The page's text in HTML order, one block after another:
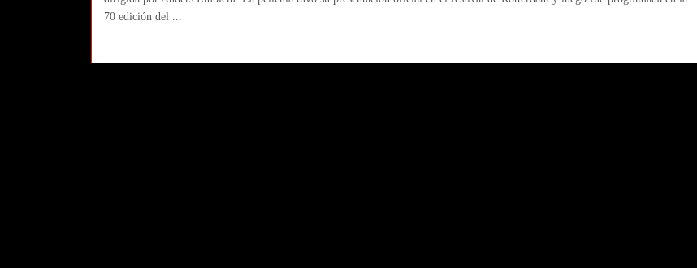
70 edición del ...